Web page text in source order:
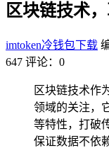
区块链技术
imtoken冷钱包下载
647 评论：0
区块链技术作
领域的关注，
等特性，打破
保证数据不依